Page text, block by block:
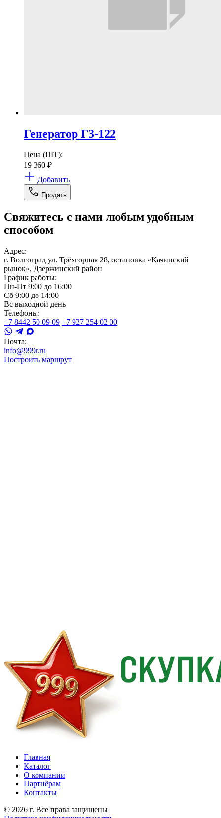
Генератор Г3-122
Цена (ШТ):
19 360 ₽
Добавить
Продать
Свяжитесь с нами любым удобным
способом
Адрес:
г. Волгоград ул. Трёхгорная 28, остановка «Качинский
рынок», Дзержинский район
График работы:
Пн-Пт 9:00 до 16:00
Сб 9:00 до 14:00
Вс выходной день
Телефоны:
+7 8442 50 09 09 +7 927 254 02 00
Почта:
info@999r.ru
Построить маршрут
Главная
Каталог
О компании
Партнёрам
Контакты
© 2026 г. Все права защищены